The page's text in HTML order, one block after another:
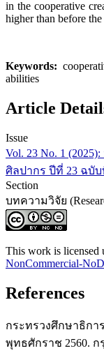
in the cooperative
higher than before
Keywords:
abilities
Article
Issue
Vol. 23 No. 1
ศิลปากร ปีที่ 23 ฉบั
Section
บทความวิจัย
This work is licensed
NonCommercial-
References
กระทรวงศึกษาธิกา
พุทธศักราช 2560.